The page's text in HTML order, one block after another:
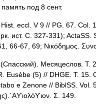
под 8 сент.
eccl. V 9 // PG. 67. Col.
ист. С. 327-331); ActaSS.
66-67, 69; Νικόδημος.
(Спасский). Месяцеслов. Т.
Eusèbe (5) // DHGE. T. 15.
e Zenone // BiblSS. Vol.
Σ. 149.